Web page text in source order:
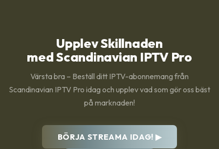
Upplev Skillnaden
med Scandinavian IPTV Pro
Värsta bra – Beställ ditt IPTV-abonnemang från
Scandinavian IPTV Pro idag och upplev vad som gör oss bäst
på marknaden!
BÖRJA STREAMA IDAG! ▶